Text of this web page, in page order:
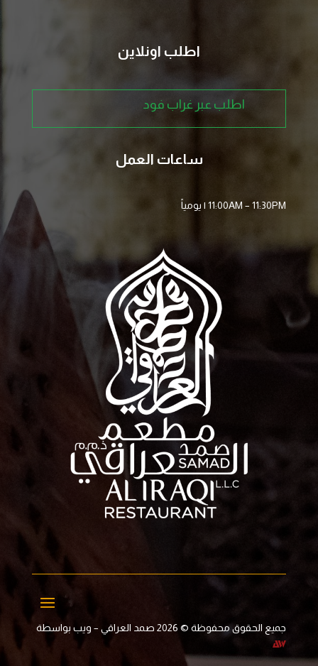
اطلب اونلاين
اطلب عبر غراب فود
ساعات العمل
11:00AM – 11:30PM | يومياً
جميع الحقوق محفوظة © 2026 صمد العراقي – ويب بواسطة